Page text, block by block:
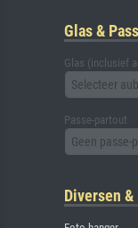
Glas &
Glas (inclusief
Selecteer aub
Passe-partout
Geen passe-
Diversen &